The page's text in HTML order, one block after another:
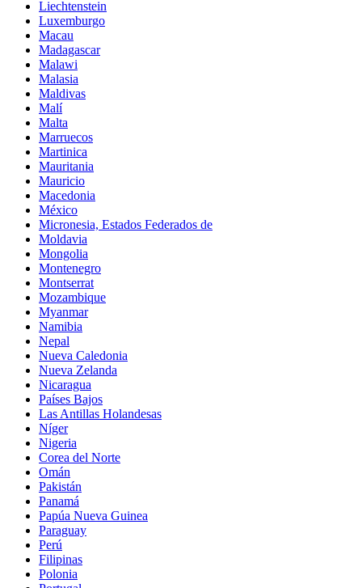
Liechtenstein
Luxemburgo
Macau
Madagascar
Malawi
Malasia
Maldivas
Malí
Malta
Marruecos
Martinica
Mauritania
Mauricio
Macedonia
México
Micronesia, Estados Federados de
Moldavia
Mongolia
Montenegro
Montserrat
Mozambique
Myanmar
Namibia
Nepal
Nueva Caledonia
Nueva Zelanda
Nicaragua
Países Bajos
Las Antillas Holandesas
Níger
Nigeria
Corea del Norte
Omán
Pakistán
Panamá
Papúa Nueva Guinea
Paraguay
Perú
Filipinas
Polonia